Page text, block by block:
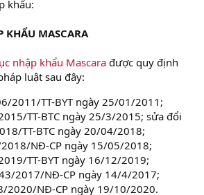
khẩu:
KHẨU MASCARA
nhập khẩu Mascara được quy định
luật sau đây:
2011/TT-BYT ngày 25/01/2011;
TT-BTC ngày 25/3/2015; sửa đổi
TT-BTC ngày 20/04/2018;
NĐ-CP ngày 15/05/2018;
TT-BYT ngày 16/12/2019;
2017/NĐ-CP ngày 14/4/2017;
2020/NĐ-CP ngày 19/10/2020.